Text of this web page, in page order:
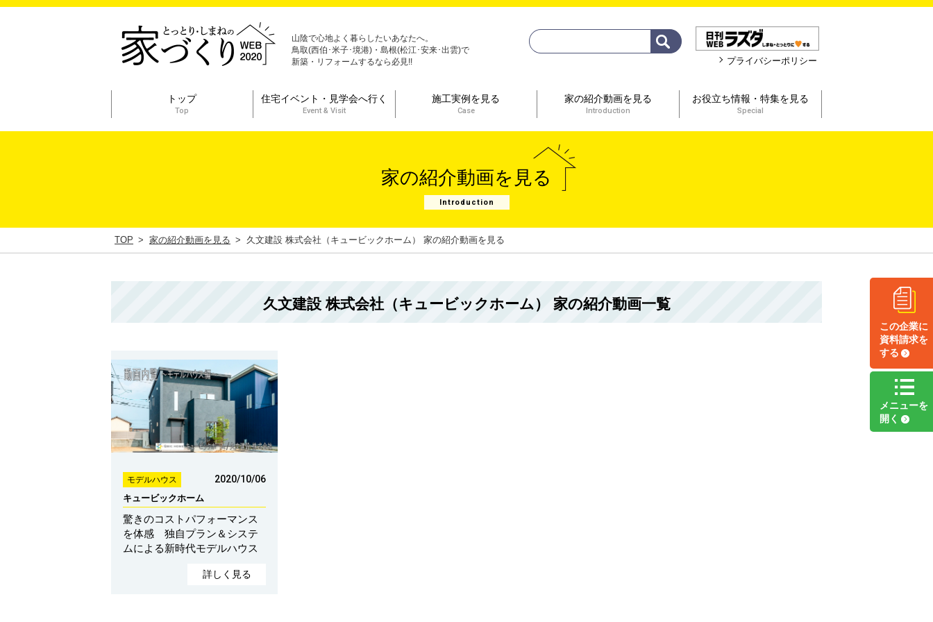
山陰で心地よく暮らしたいあなたへ。
鳥取(西伯･米子･境港)・島根(松江･安来･出雲)で
新築・リフォームするなら必見!!
プライバシーポリシー
トップ
Top
住宅イベント・見学会へ行く
Event & Visit
施工実例を見る
Case
家の紹介動画を見る
Introduction
お役立ち情報・特集を見る
Special
家の紹介動画を見る
Introduction
TOP 家の紹介動画を見る 久文建設 株式会社（キュービックホーム） 家の紹介動画を見る
久文建設 株式会社（キュービックホーム） 家の紹介動画一覧
モデルハウス 2020/10/06
キュービックホーム
驚きのコストパフォーマンス
を体感 独自プラン＆システ
ムによる新時代モデルハウス
詳しく見る
この企業に
資料請求を
する
メニューを
開く